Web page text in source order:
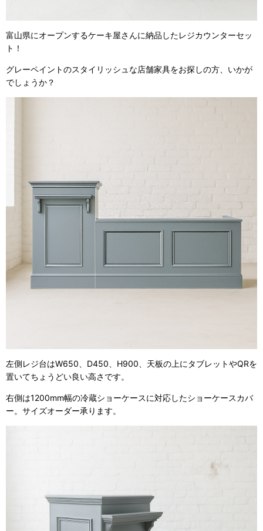
富山県にオープンするケーキ屋さんに納品したレジカウンターセッ
ト！
グレーペイントのスタイリッシュな店舗家具をお探しの方、いかが
でしょうか？
左側レジ台はW650、D450、H900、天板の上にタブレットやQRを
置いてちょうどい良い高さです。
右側は1200mm幅の冷蔵ショーケースに対応したショーケースカバ
ー。サイズオーダー承ります。